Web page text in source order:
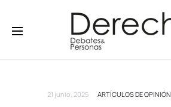
21 junio, 2025 ARTÍCULOS DE OPINIÓN